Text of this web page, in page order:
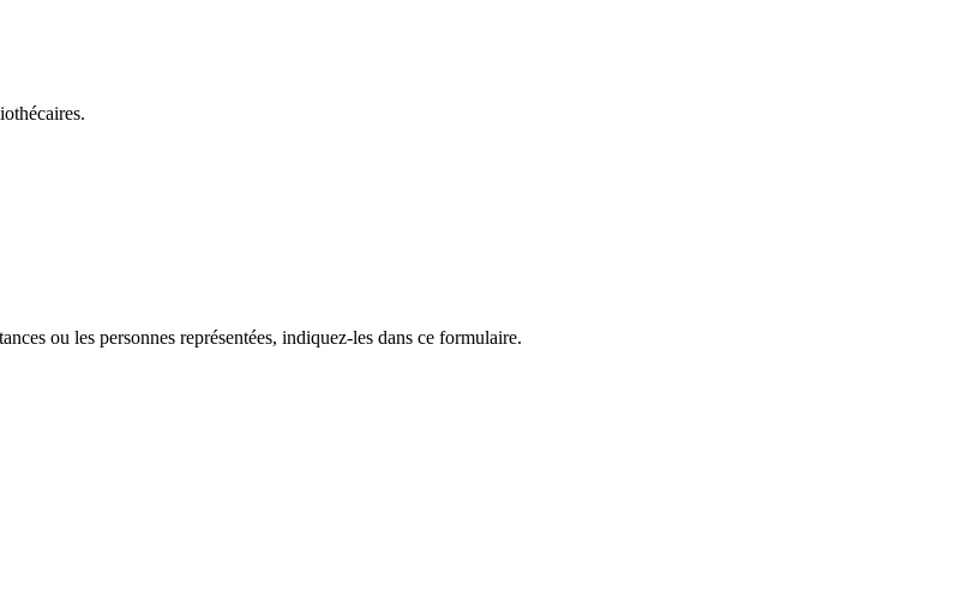
ou les personnes représentées, indiquez-les dans ce formulaire.